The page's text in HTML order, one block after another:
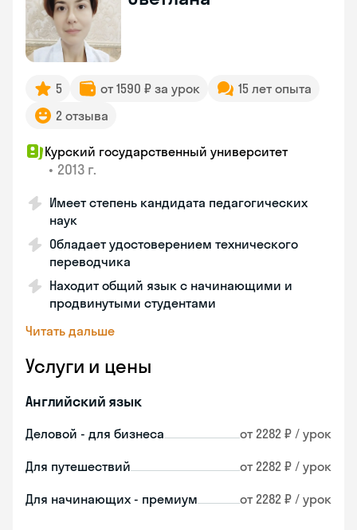
5 от 1590 ₽ за урок
15 лет опыта
2 отзыва
Курский государственный университет
• 2013 г.
Имеет степень кандидата педагогических
наук
Обладает удостоверением технического
переводчика
Находит общий язык с начинающими и
продвинутыми студентами
Читать дальше
Услуги и цены
Английский язык
Деловой - для бизнеса от 2282 ₽ / урок
Для путешествий от 2282 ₽ / урок
Для начинающих - премиум от 2282 ₽ / урок